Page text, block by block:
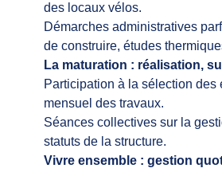
des locaux vélos.
Démarches administratives
de construire, études
La maturation : réalisation,
Participation à la sélection des
mensuel des travaux.
Séances collectives sur la
statuts de la structure.
Vivre ensemble : gestion